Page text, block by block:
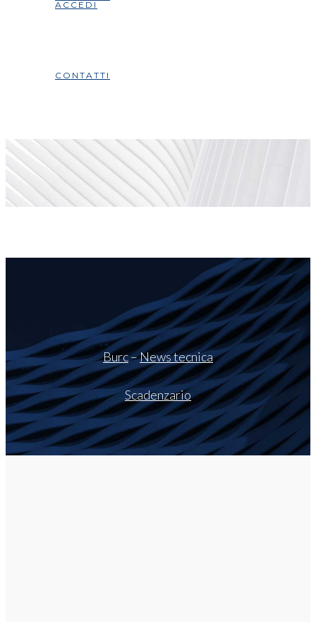
ACCEDI
CONTATTI
Burc–News tecnica
Scadenzario